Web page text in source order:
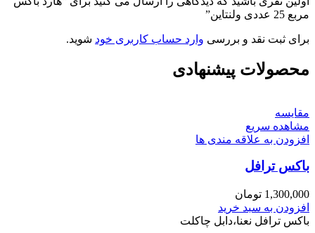
مربع 25 عددی ولنتاین”
برای ثبت نقد و بررسی وارد حساب کاربری خود شوید.
محصولات پیشنهادی
مقایسه
مشاهده سریع
افزودن به علاقه مندی ها
باکس ترافل
1,300,000 تومان
افزودن به سبد خرید
باکس ترافل نعنا،دابل چاکلت